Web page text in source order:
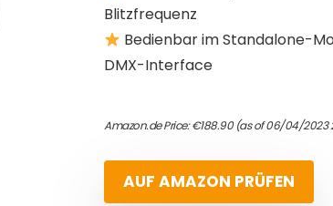
Blitzfrequenz
Bedienbar im Standalone-
DMX-Interface
Amazon.de Price:€188.90(as of 06/04/2023
AUF AMAZON PRÜFEN